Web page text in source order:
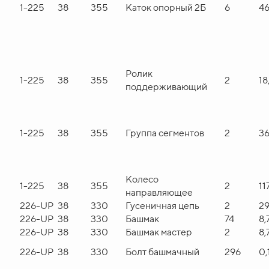
1-225 38 355 Каток опорный 2Б 6 46
1-225 38 355
Ролик
поддерживающий
2
1-225 38 355 Группа сегментов 2
1-225 38 355
Колесо
направляющее
2
226-UP 38 330 Гусеничная цепь 2
226-UP 38 330 Башмак 74
226-UP 38 330 Башмак мастер 2
226-UP 38 330 Болт башмачный 296